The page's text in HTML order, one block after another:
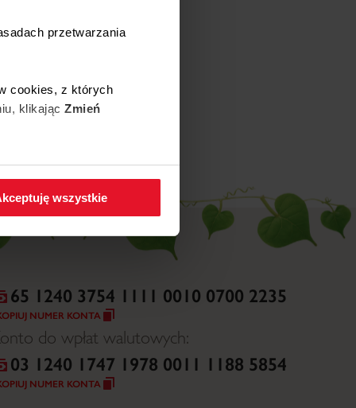
przetwarzania
cookies, z których
klikając Zmień
zakładkęPolityka
wszystkie
65 1240 3754 1111 0010 0700 2235
NUMER KONTA
do wpłat walutowych:
03 1240 1747 1978 0011 1188 5854
NUMER KONTA